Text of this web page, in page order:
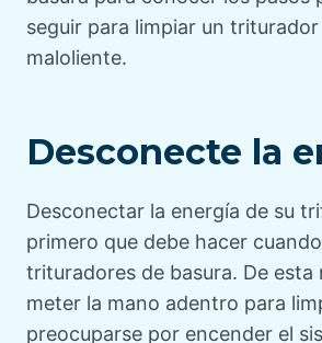
seguir para limpiar un triturador
maloliente.
Desconecte la
Desconectar la energía de su
primero que debe hacer
trituradores de basura. De esta
meter la mano adentro para
preocuparse por encender el